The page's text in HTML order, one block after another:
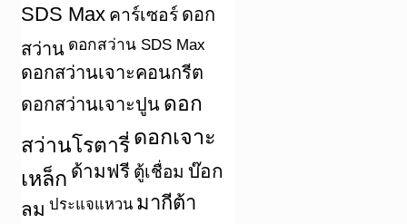
SDS Max คาร์เซอร์ ดอก
สว่าน ดอกสว่าน SDS Max
ดอกสว่านเจาะคอนกรีต
ดอกสว่านเจาะปูน ดอก
สว่านโรตารี่ ดอกเจาะ
เหล็ก ด้ามฟรี ตู้เชื่อม บ๊อก
ลม ประแจแหวน มากีต้า